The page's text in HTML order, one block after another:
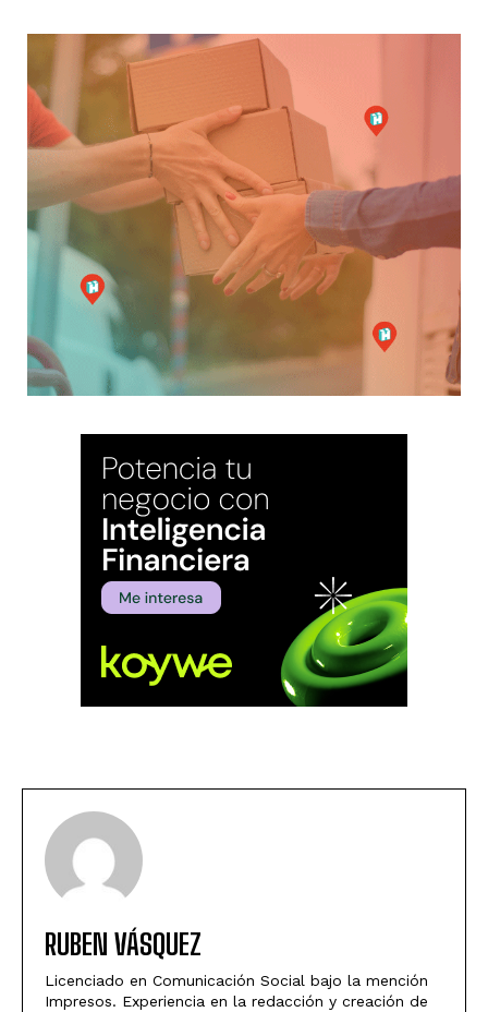
RUBEN VÁSQUEZ
Licenciado en Comunicación Social bajo la mención
Impresos. Experiencia en la redacción y creación de